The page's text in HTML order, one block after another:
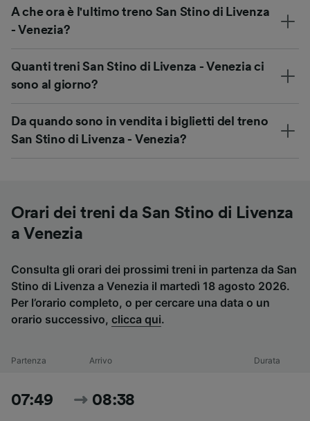
A che ora è l'ultimo treno San Stino di Livenza
- Venezia?
Quanti treni San Stino di Livenza - Venezia ci
sono al giorno?
Da quando sono in vendita i biglietti del treno
San Stino di Livenza - Venezia?
Orari dei treni da San Stino di Livenza
a Venezia
Consulta gli orari dei prossimi treni in partenza da San
Stino di Livenza a Venezia il martedì 18 agosto 2026.
Per l’orario completo, o per cercare una data o un
orario successivo, clicca qui.
Partenza Arrivo Durata
07:49 08:38